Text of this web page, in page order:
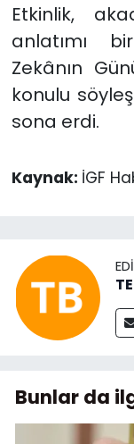
Etkinlik,
anlatımı
Zekânın
konulu
sona erdi.
Kaynak: İGF
Bunlar da